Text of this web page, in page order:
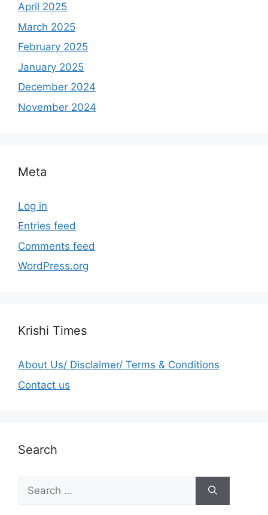
April 2025
March 2025
February 2025
January 2025
December 2024
November 2024
Meta
Log in
Entries feed
Comments feed
WordPress.org
Krishi Times
About Us/ Disclaimer/ Terms & Conditions
Contact us
Search